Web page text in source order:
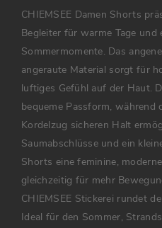
CHIEMSEE Damen Shorts
Begleiter für warme Tage und
Sommermomente. Das
angeraute Material sorgt für
luftiges Gefühl auf der Haut.
bequeme Passform, während
Kordelzug sicheren Halt
Saumabschlüsse und ein
Shorts eine feminine,
gleichzeitig für mehr
CHIEMSEE Stickerei rundet
Ideal für den Sommer,